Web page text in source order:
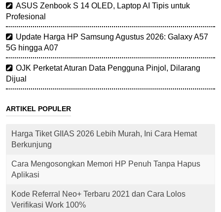
ASUS Zenbook S 14 OLED, Laptop AI Tipis untuk
Profesional
Update Harga HP Samsung Agustus 2026: Galaxy A57
5G hingga A07
OJK Perketat Aturan Data Pengguna Pinjol, Dilarang
Dijual
ARTIKEL POPULER
Harga Tiket GIIAS 2026 Lebih Murah, Ini Cara Hemat
Berkunjung
Cara Mengosongkan Memori HP Penuh Tanpa Hapus
Aplikasi
Kode Referral Neo+ Terbaru 2021 dan Cara Lolos
Verifikasi Work 100%